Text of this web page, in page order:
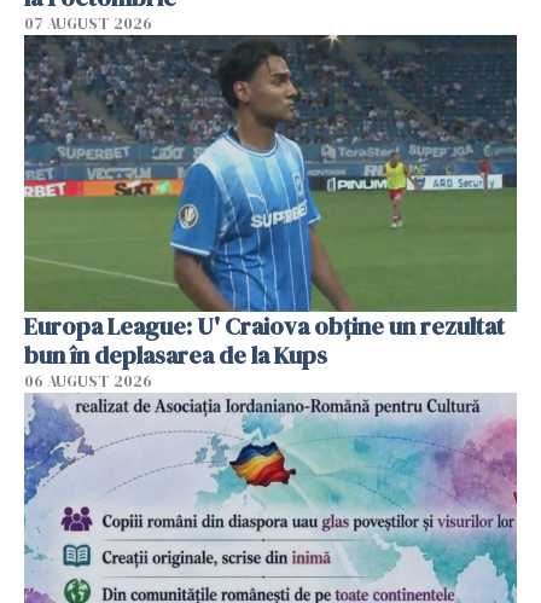
07 AUGUST 2026
Europa League: U' Craiova obține un rezultat
bun în deplasarea de la Kups
06 AUGUST 2026